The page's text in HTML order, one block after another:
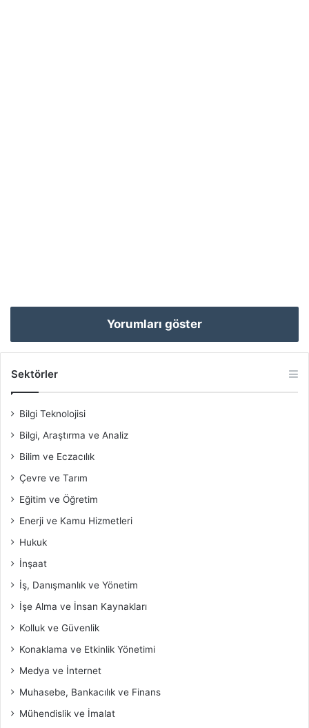
Yorumları göster
Sektörler
Bilgi Teknolojisi
Bilgi, Araştırma ve Analiz
Bilim ve Eczacılık
Çevre ve Tarım
Eğitim ve Öğretim
Enerji ve Kamu Hizmetleri
Hukuk
İnşaat
İş, Danışmanlık ve Yönetim
İşe Alma ve İnsan Kaynakları
Kolluk ve Güvenlik
Konaklama ve Etkinlik Yönetimi
Medya ve İnternet
Muhasebe, Bankacılık ve Finans
Mühendislik ve İmalat